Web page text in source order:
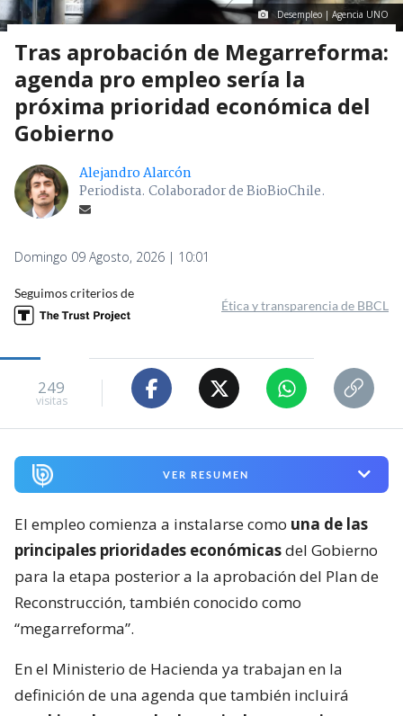
Desempleo | Agencia UNO
Tras aprobación de Megarreforma:
agenda pro empleo sería la
próxima prioridad económica del
Gobierno
Alejandro Alarcón
Periodista. Colaborador de BioBioChile.
Domingo 09 Agosto, 2026 | 10:01
Seguimos criterios de
Ética y transparencia de BBCL
249
visitas
VER RESUMEN
El empleo comienza a instalarse como una de las
principales prioridades económicasdel Gobierno
para la etapa posterior a la aprobación del Plan de
Reconstrucción, también conocido como
“megarreforma”.
En el Ministerio de Hacienda ya trabajan en la
definición de una agenda que también incluirá